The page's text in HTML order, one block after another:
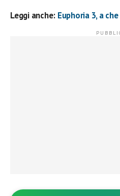
Leggi anche: Euphoria 3, a